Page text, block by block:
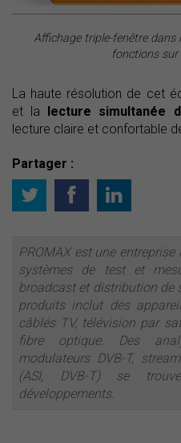
Affichage triple-fenêtre dans
fonctions sur
La haute résolution de cet
et la
lecture simultanée
lecture claire et confortable
Partager :
PROMAX est une
systèmes de test et
broadcast et distribution de
produits inclut des
câblés TV, télévision par
fibre optique. Des
modulateurs DVB-T,
(ASI, DVB-T) se
développements.